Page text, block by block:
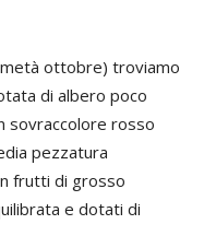
ottobre) troviamo
di albero poco
sovraccolore rosso
pezzatura
frutti di grosso
e dotati di